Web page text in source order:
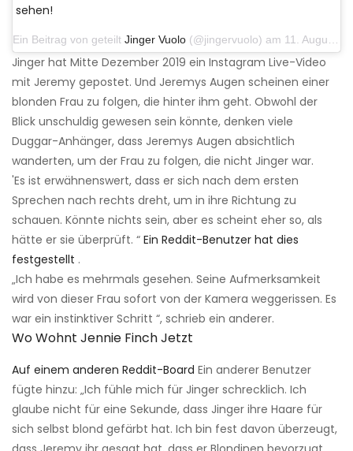
sehen!
Ein Beitrag von geteilt Jinger Vuolo (@jingervuolo) am 11. August 2019 um 20:49 Uhr PDT
Jinger hat Mitte Dezember 2019 ein Instagram Live-Video
mit Jeremy gepostet. Und Jeremys Augen scheinen einer
blonden Frau zu folgen, die hinter ihm geht. Obwohl der
Blick unschuldig gewesen sein könnte, denken viele
Duggar-Anhänger, dass Jeremys Augen absichtlich
wanderten, um der Frau zu folgen, die nicht Jinger war.
'Es ist erwähnenswert, dass er sich nach dem ersten
Sprechen nach rechts dreht, um in ihre Richtung zu
schauen. Könnte nichts sein, aber es scheint eher so, als
hätte er sie überprüft. “ Ein Reddit-Benutzer hat dies
festgestellt .
„Ich habe es mehrmals gesehen. Seine Aufmerksamkeit
wird von dieser Frau sofort von der Kamera weggerissen. Es
war ein instinktiver Schritt “, schrieb ein anderer.
Wo Wohnt Jennie Finch Jetzt
Auf einem anderen Reddit-Board Ein anderer Benutzer
fügte hinzu: „Ich fühle mich für Jinger schrecklich. Ich
glaube nicht für eine Sekunde, dass Jinger ihre Haare für
sich selbst blond gefärbt hat. Ich bin fest davon überzeugt,